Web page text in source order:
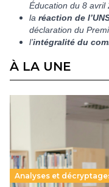
Éducation du 8 avril
la réaction de
déclaration du
l’intégralité du
À LA UNE
Analyses et